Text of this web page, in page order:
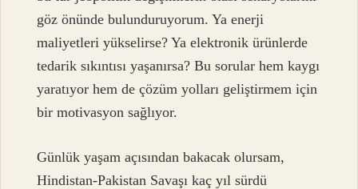
göz önünde bulunduruyorum. Ya enerji
maliyetleri yükselirse? Ya elektronik ürünlerde
tedarik sıkıntısı yaşanırsa? Bu sorular hem kaygı
yaratıyor hem de çözüm yolları geliştirmem için
bir motivasyon sağlıyor.
Günlük yaşam açısından bakacak olursam,
Hindistan-Pakistan Savaşı kaç yıl sürdü